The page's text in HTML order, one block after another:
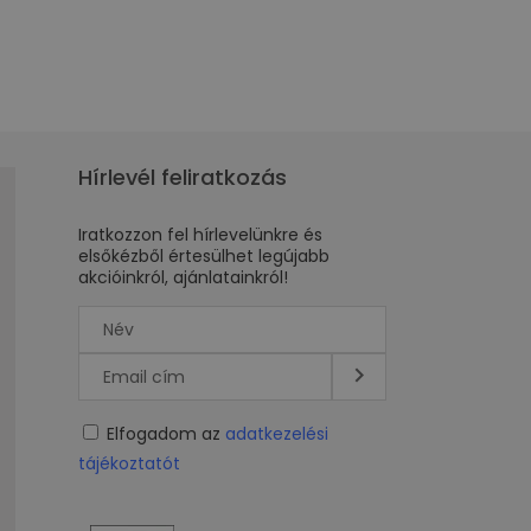
Hírlevél feliratkozás
Iratkozzon fel hírlevelünkre és
elsőkézből értesülhet legújabb
akcióinkról, ajánlatainkról!
Elfogadom az adatkezelési
tájékoztatót